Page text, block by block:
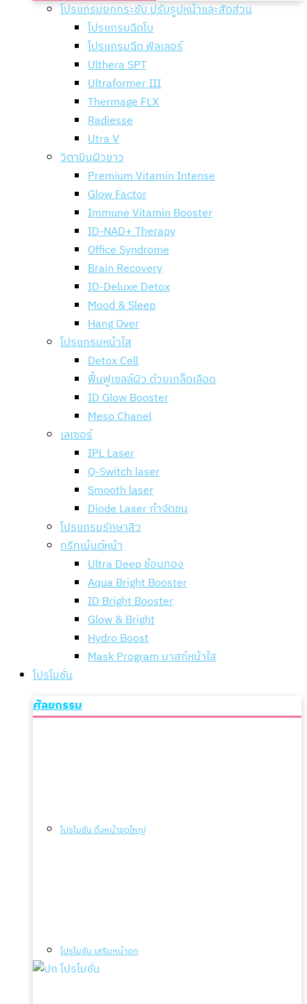
โปรแกรมยกกระชับ ปรับรูปหน้าและสัดส่วน
โปรแกรมฉีดโบ
โปรแกรมฉีด ฟิลเลอร์
Ulthera SPT
Ultraformer III
Thermage FLX
Radiesse
Utra V
วิตามินผิวขาว
Premium Vitamin Intense
Glow Factor
Immune Vitamin Booster
ID-NAD+ Therapy
Office Syndrome
Brain Recovery
ID-Deluxe Detox
Mood & Sleep
Hang Over
โปรแกรมหน้าใส
Detox Cell
ฟื้นฟูเซลล์ผิว ด้วยเกล็ดเลือด
ID Glow Booster
Meso Chanel
เลเซอร์
IPL Laser
Q-Switch laser
Smooth laser
Diode Laser กำจัดขน
โปรแกรมรักษาสิว
ทรีทเม้นต์หน้า
Ultra Deep ช้อนทอง
Aqua Bright Booster
ID Bright Booster
Glow & Bright
Hydro Boost
Mask Program มาสก์หน้าใส
โปรโมชั่น
ศัลยกรรม
โปรโมชัน ดึงหน้าชุดใหญ่
โปรโมชัน เสริมหน้าอก